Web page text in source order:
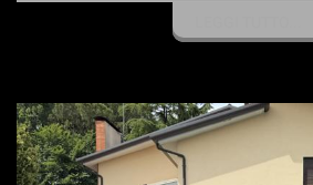
telecamera posteriore
radio touch con ricezione dab
carplay wireless
navigatore